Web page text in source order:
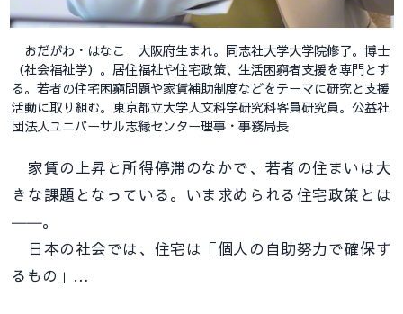
おだがわ・はなこ 大阪府生まれ。同志社大学大学院修了。博士
（社会福祉学）。居住福祉や住宅政策、生活困窮者支援を専門とす
る。若者の住宅困窮問題や家賃補助制度などをテーマに研究と支援
活動に取り組む。東京都立大学人文科学研究科客員研究員。公益社
団法人ユニバーサル志縁センター理事・事務局長
家賃の上昇と所得停滞のなかで、若者の住まいは大
きな課題となっている。いま求められる住宅政策とは
――。
日本の社会では、住宅は「個人の自助努力で確保す
るもの」…